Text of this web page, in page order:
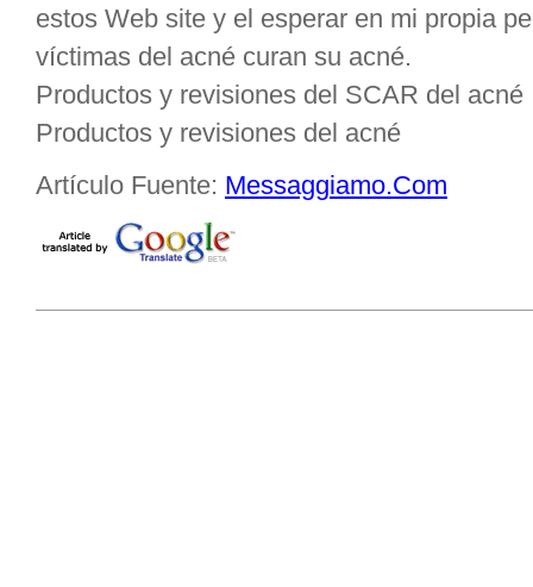
estos Web site y el esperar en mi propia
víctimas del acné curan su acné.
Productos y revisiones del SCAR del acné
Productos y revisiones del acné
Artículo Fuente: Messaggiamo.Com